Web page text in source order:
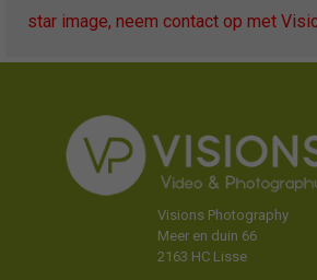
star image, neem contact op met
Visions Photography
Meer en duin 66
2163 HC Lisse